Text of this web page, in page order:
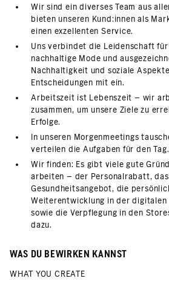
Wir sind ein diverses Team aus
bieten unseren Kund:innen als
einen exzellenten Service.
Uns verbindet die Leidenschaft
nachhaltige Mode und
Nachhaltigkeit und soziale
Entscheidungen mit ein.
Arbeitszeit ist Lebenszeit – wir
zusammen, um unsere Ziele zu
Erfolge.
In unseren Morgenmeetings
verteilen die Aufgaben für den Tag.
Wir finden: Es gibt viele gute
arbeiten – der Personalrabatt,
Gesundheitsangebot, die
Weiterentwicklung in der digitalen
sowie die Verpflegung in den
dazu.
WAS DU BEWIRKEN KANNST
WHAT YOU CREATE